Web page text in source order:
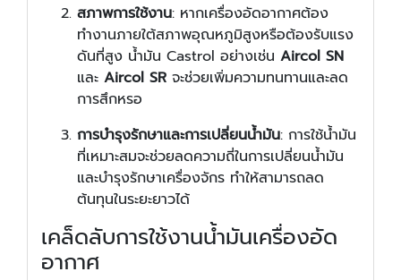
สภาพการใช้งาน: หากเครื่องอัดอากาศต้อง
ทำงานภายใต้สภาพอุณหภูมิสูงหรือต้องรับแรง
ดันที่สูง น้ำมัน Castrol อย่างเช่น Aircol SN
และ Aircol SR จะช่วยเพิ่มความทนทานและลด
การสึกหรอ
การบำรุงรักษาและการเปลี่ยนน้ำมัน: การใช้น้ำมัน
ที่เหมาะสมจะช่วยลดความถี่ในการเปลี่ยนน้ำมัน
และบำรุงรักษาเครื่องจักร ทำให้สามารถลด
ต้นทุนในระยะยาวได้
เคล็ดลับการใช้งานน้ำมันเครื่องอัด
อากาศ